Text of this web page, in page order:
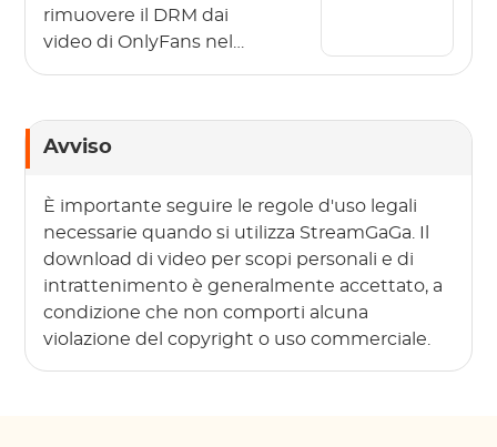
rimuovere il DRM dai
video di OnlyFans nel
Avviso
È importante seguire le regole d'uso legali
necessarie quando si utilizza StreamGaGa. Il
download di video per scopi personali e di
intrattenimento è generalmente accettato, a
condizione che non comporti alcuna
violazione del copyright o uso commerciale.